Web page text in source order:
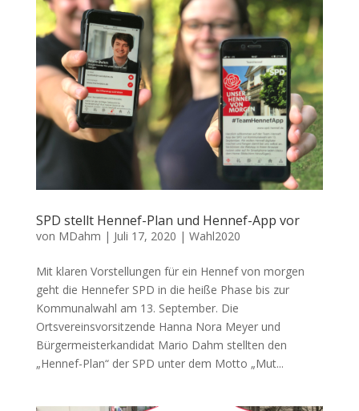
SPD stellt Hennef-Plan und Hennef-App vor
von MDahm | Juli 17, 2020 | Wahl2020
Mit klaren Vorstellungen für ein Hennef von morgen
geht die Hennefer SPD in die heiße Phase bis zur
Kommunalwahl am 13. September. Die
Ortsvereinsvorsitzende Hanna Nora Meyer und
Bürgermeisterkandidat Mario Dahm stellten den
„Hennef-Plan“ der SPD unter dem Motto „Mut...